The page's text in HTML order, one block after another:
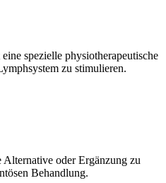
spezielle physiotherapeutische
zu stimulieren.
oder Ergänzung zu
Behandlung.